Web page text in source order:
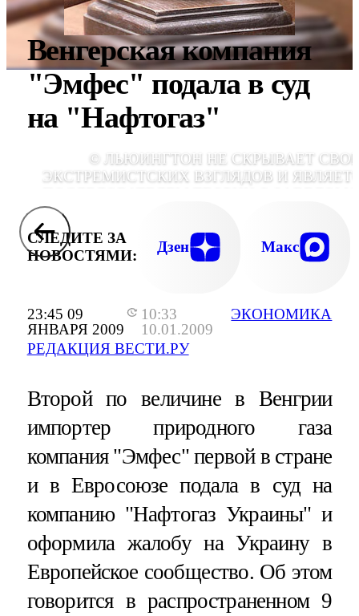
23:45 09
ЯНВАРЯ 2009
10:33
10.01.2009
РЕДАКЦИЯ ВЕСТИ.РУ
ЭКОНОМИКА
Венгерская компания
"Эмфес" подала в суд
на "Нафтогаз"
© ЛЬЮИНГТОН НЕ СКРЫВАЕТ
ЭКСТРЕМИСТСКИХ ВЗГЛЯДОВ И
СЛЕДИТЕ ЗА
НОВОСТЯМИ:
Дзен Макс
Второй по величине в Венгрии
импортер природного газа
компания "Эмфес" первой в стране
и в Евросоюзе подала в суд на
компанию "Нафтогаз Украины" и
оформила жалобу на Украину в
Европейское сообщество. Об этом
говорится в распространенном 9